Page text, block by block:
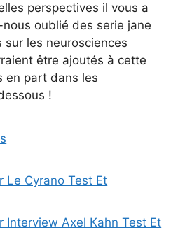
perspectives il vous a
oublié des serie jane
les neurosciences
être ajoutés à cette
en part dans les
!
Le Cyrano Test Et
Interview Axel Kahn Test Et